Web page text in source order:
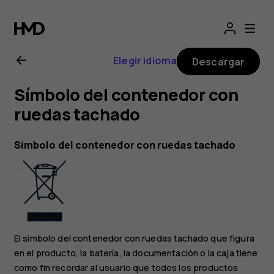
Guía
del
usuario
de
Nokia
G21
Elegir idioma Descargar
Símbolo del contenedor con
ruedas tachado
Símbolo del contenedor con ruedas tachado
El símbolo del contenedor con ruedas tachado que figura
en el producto, la batería, la documentación o la caja tiene
como fin recordar al usuario que todos los productos